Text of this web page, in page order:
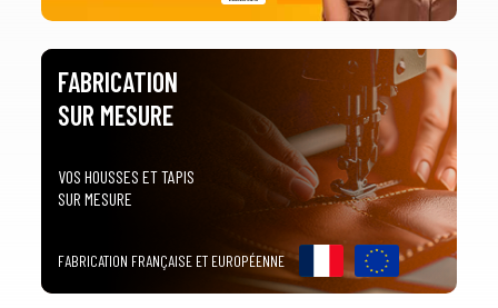
FABRICATION
SUR MESURE
VOS HOUSSES ET TAPIS
SUR MESURE
FABRICATION FRANÇAISE ET EUROPÉENNE